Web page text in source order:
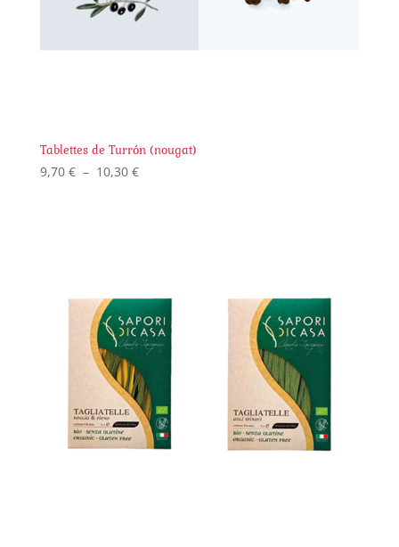
Tablettes de Turrón (nougat)
9,70 € – 10,30 €Plage